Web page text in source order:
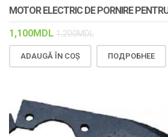
MOTOR ELECTRIC DE PORNIRE
1,100MDL 1,200MDL
ADAUGĂ ÎN COȘ ПОДРОБНЕЕ